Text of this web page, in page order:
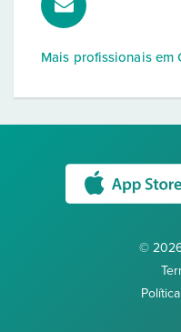
Mais profissionais em
©